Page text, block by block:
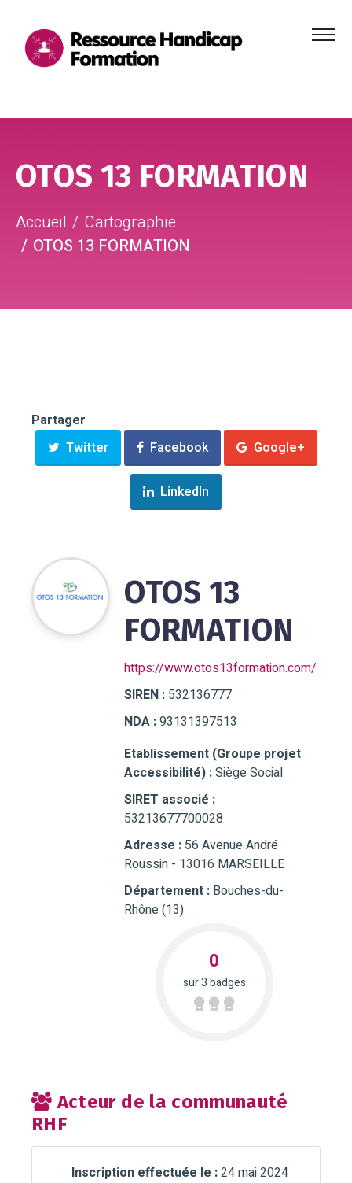
Menu
OTOS 13 FORMATION
Accueil
Cartographie
OTOS 13 FORMATION
Partager
Twitter
Facebook Google+
LinkedIn
OTOS 13
FORMATION
https://www.otos13formation.com/
SIREN : 532136777
NDA :93131397513
Etablissement (Groupe projet
Accessibilité) :Siège Social
SIRET associé :
53213677700028
Adresse : 56 Avenue André
Roussin - 13016 MARSEILLE
Département : Bouches-du-
Rhône (13)
0
sur 3 badges
Acteur de la communauté
RHF
Inscription effectuée le :24 mai 2024